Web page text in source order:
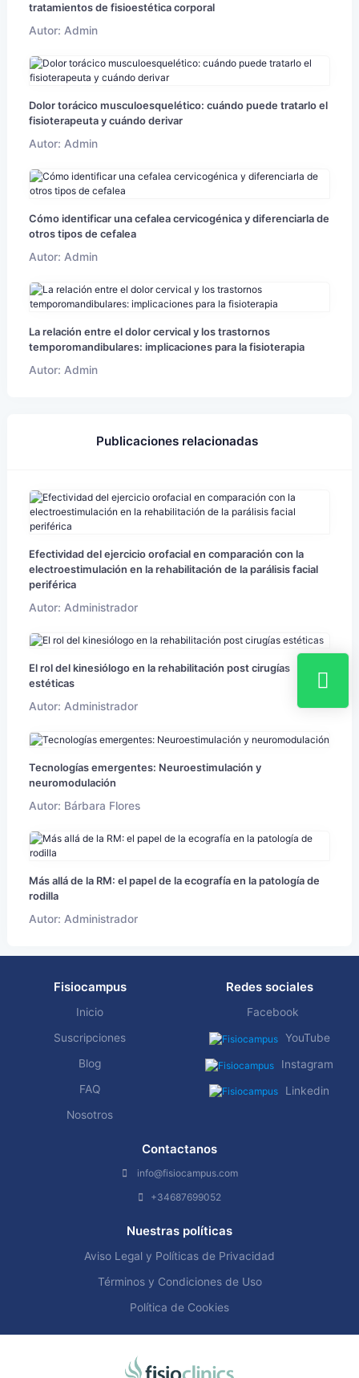
tratamientos de fisioestética corporal
Autor: Admin
Dolor torácico musculoesquelético: cuándo puede tratarlo el
fisioterapeuta y cuándo derivar
Autor: Admin
Cómo identificar una cefalea cervicogénica y diferenciarla de
otros tipos de cefalea
Autor: Admin
La relación entre el dolor cervical y los trastornos
temporomandibulares: implicaciones para la fisioterapia
Autor: Admin
Publicaciones relacionadas
Efectividad del ejercicio orofacial en comparación con la
electroestimulación en la rehabilitación de la parálisis facial
periférica
Autor: Administrador
El rol del kinesiólogo en la rehabilitación post cirugías
estéticas
Autor: Administrador
Tecnologías emergentes: Neuroestimulación y
neuromodulación
Autor: Bárbara Flores
Más allá de la RM: el papel de la ecografía en la patología de
rodilla
Autor: Administrador
Fisiocampus
Inicio
Suscripciones
Blog
FAQ
Nosotros
Redes sociales
Facebook
YouTube
Instagram
Linkedin
Contactanos
info@fisiocampus.com
+34687699052
Nuestras políticas
Aviso Legal y Políticas de Privacidad
Términos y Condiciones de Uso
Política de Cookies